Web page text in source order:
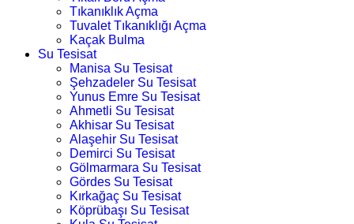
Tıkanıklık Açma
Tuvalet Tıkanıklığı Açma
Kaçak Bulma
Su Tesisat
Manisa Su Tesisat
Şehzadeler Su Tesisat
Yunus Emre Su Tesisat
Ahmetli Su Tesisat
Akhisar Su Tesisat
Alaşehir Su Tesisat
Demirci Su Tesisat
Gölmarmara Su Tesisat
Gördes Su Tesisat
Kırkağaç Su Tesisat
Köprübaşı Su Tesisat